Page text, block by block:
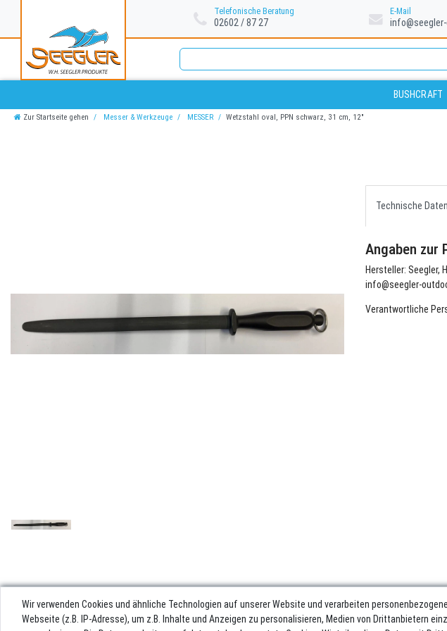
Telefonische Beratung
02602 / 87 27
E-Mail
BUSHCRAFT
Zur Startseite gehen Messer & Werkzeuge MESSER Wetzstahl oval, PPN schwarz, 31 cm, 12"
Technische Daten
Angaben zur
Hersteller: Seegler,
info@seegler-
Verantwortliche
Wir verwenden Cookies und ähnliche Technologien auf unserer Website und verarbeiten
Webseite (z.B. IP-Adresse), um z.B. Inhalte und Anzeigen zu personalisieren, Medien von Drittanbietern